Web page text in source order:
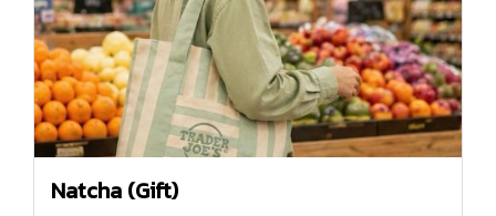
Natcha (Gift)